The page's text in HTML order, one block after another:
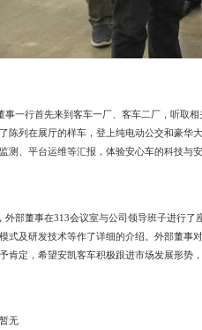
一行首先来到客车一厂、客车二厂，听取相
陈列在展厅的样车，登上纯电动公交和豪华
测、平台运维等汇报，体验安心车的科技与安
部董事在313会议室与公司领导班子进行了
式及研发技术等作了详细的介绍。外部董事
肯定，希望安凯客车积极跟进市场发展形势
无